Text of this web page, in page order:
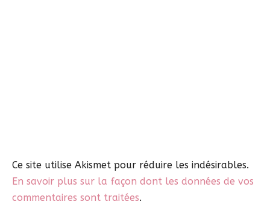
Ce site utilise Akismet pour réduire les indésirables.
En savoir plus sur la façon dont les données de vos
commentaires sont traitées.